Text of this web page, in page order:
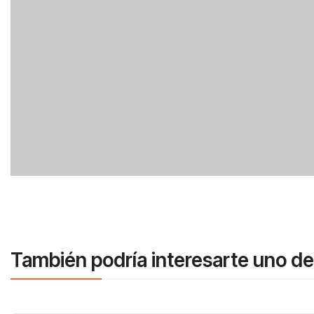
También podría interesarte uno